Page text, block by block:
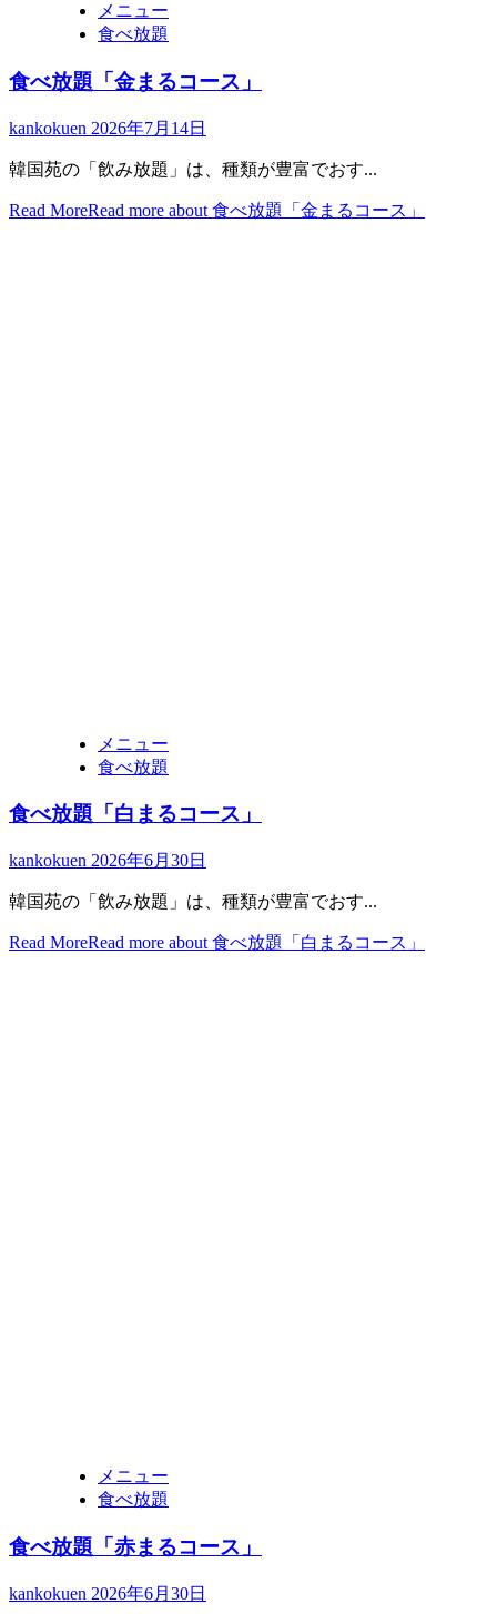
メニュー
食べ放題
食べ放題「金まるコース」
kankokuen 2026年7月14日
韓国苑の「飲み放題」は、種類が豊富でおす...
Read MoreRead more about 食べ放題「金まるコース」
メニュー
食べ放題
食べ放題「白まるコース」
kankokuen 2026年6月30日
韓国苑の「飲み放題」は、種類が豊富でおす...
Read MoreRead more about 食べ放題「白まるコース」
メニュー
食べ放題
食べ放題「赤まるコース」
kankokuen 2026年6月30日